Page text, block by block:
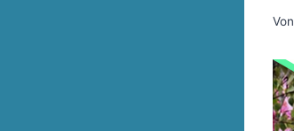
Von